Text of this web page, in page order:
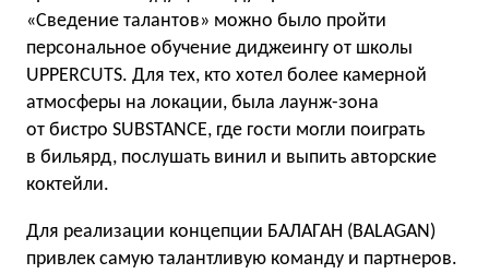
«Сведение талантов» можно было пройти
персональное обучение диджеингу от школы
UPPERCUTS. Для тех, кто хотел более камерной
атмосферы на локации, была лаунж-зона
от бистро SUBSTANCE, где гости могли поиграть
в бильярд, послушать винил и выпить авторские
коктейли.
Для реализации концепции БАЛАГАН (BALAGAN)
привлек самую талантливую команду и партнеров.